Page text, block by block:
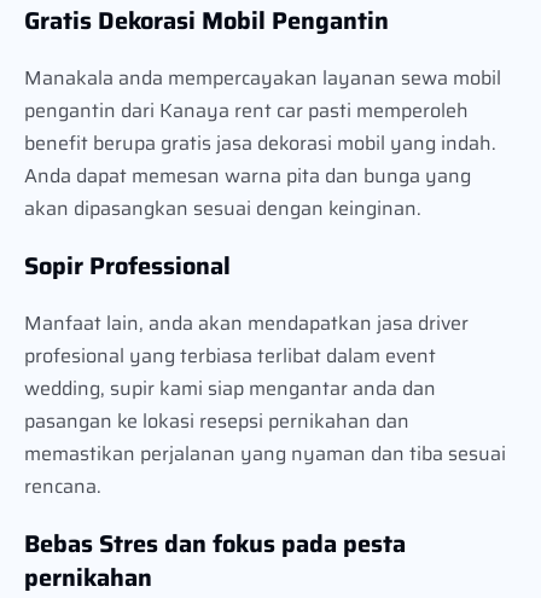
Gratis Dekorasi Mobil Pengantin
Manakala anda mempercayakan layanan sewa mobil
pengantin dari Kanaya rent car pasti memperoleh
benefit berupa gratis jasa dekorasi mobil yang indah.
Anda dapat memesan warna pita dan bunga yang
akan dipasangkan sesuai dengan keinginan.
Sopir Professional
Manfaat lain, anda akan mendapatkan jasa driver
profesional yang terbiasa terlibat dalam event
wedding, supir kami siap mengantar anda dan
pasangan ke lokasi resepsi pernikahan dan
memastikan perjalanan yang nyaman dan tiba sesuai
rencana.
Bebas Stres dan fokus pada pesta
pernikahan